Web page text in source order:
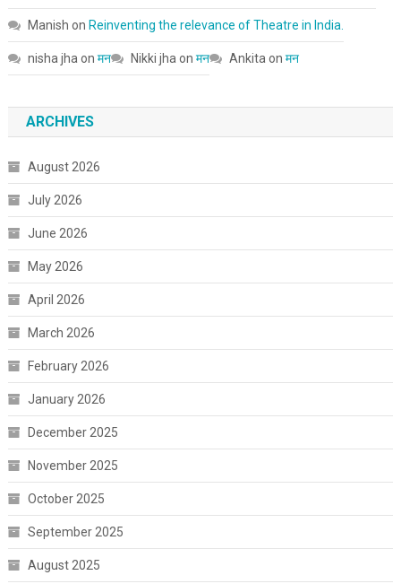
Manish on Reinventing the relevance of Theatre in India.
nisha jha on मन Nikki jha on मन Ankita on मन
ARCHIVES
August 2026
July 2026
June 2026
May 2026
April 2026
March 2026
February 2026
January 2026
December 2025
November 2025
October 2025
September 2025
August 2025